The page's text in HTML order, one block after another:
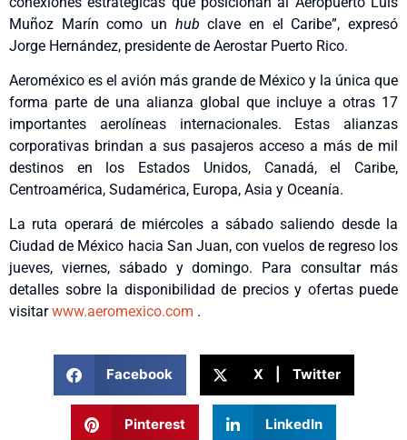
Muñoz Marín como un hub clave en el Caribe”, expresó
Jorge Hernández, presidente de Aerostar Puerto Rico.
Aeroméxico es el avión más grande de México y la única que
forma parte de una alianza global que incluye a otras 17
importantes aerolíneas internacionales. Estas alianzas
corporativas brindan a sus pasajeros acceso a más de mil
destinos en los Estados Unidos, Canadá, el Caribe,
Centroamérica, Sudamérica, Europa, Asia y Oceanía.
La ruta operará de miércoles a sábado saliendo desde la
Ciudad de México hacia San Juan, con vuelos de regreso los
jueves, viernes, sábado y domingo. Para consultar más
detalles sobre la disponibilidad de precios y ofertas puede
visitarwww.aeromexico.com .
Facebook X | Twitter
Pinterest LinkedIn